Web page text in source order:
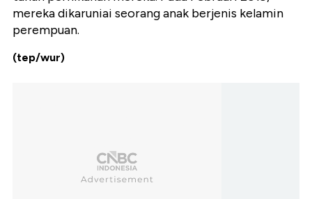
mereka dikaruniai seorang anak berjenis kelamin
perempuan.
(tep/wur)